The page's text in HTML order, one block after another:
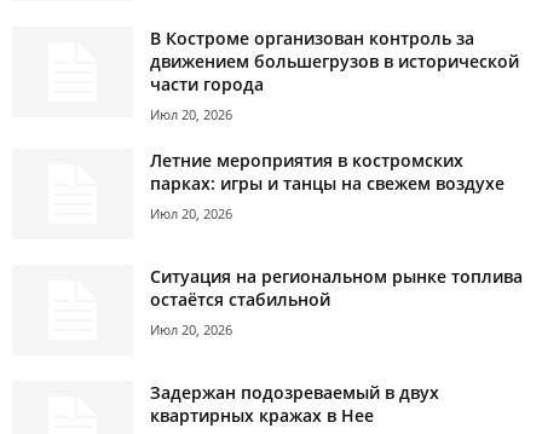
В Костроме организован контроль за
движением большегрузов в исторической
части города
Июл 20, 2026
Летние мероприятия в костромских
парках: игры и танцы на свежем воздухе
Июл 20, 2026
Ситуация на региональном рынке топлива
остаётся стабильной
Июл 20, 2026
Задержан подозреваемый в двух
квартирных кражах в Нее